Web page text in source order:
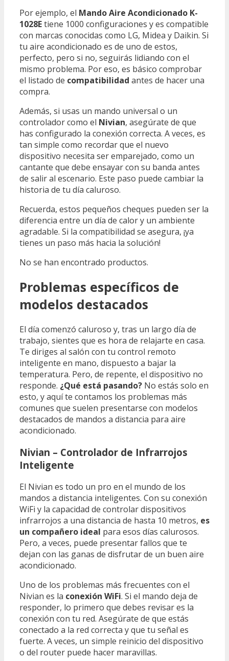
Por ejemplo, el Mando Aire Acondicionado K-
1028Etiene 1000 configuraciones y es compatible
con marcas conocidas como LG, Midea y Daikin. Si
tu aire acondicionado es de uno de estos,
perfecto, pero si no, seguirás lidiando con el
mismo problema. Por eso, es básico comprobar
el listado de compatibilidad antes de hacer una
compra.
Además, si usas un mando universal o un
controlador como el Nivian, asegúrate de que
has configurado la conexión correcta. A veces, es
tan simple como recordar que el nuevo
dispositivo necesita ser emparejado, como un
cantante que debe ensayar con su banda antes
de salir al escenario. Este paso puede cambiar la
historia de tu día caluroso.
Recuerda, estos pequeños cheques pueden ser la
diferencia entre un día de calor y un ambiente
agradable. Si la compatibilidad se asegura, ¡ya
tienes un paso más hacia la solución!
No se han encontrado productos.
Problemas específicos de
modelos destacados
El día comenzó caluroso y, tras un largo día de
trabajo, sientes que es hora de relajarte en casa.
Te diriges al salón con tu control remoto
inteligente en mano, dispuesto a bajar la
temperatura. Pero, de repente, el dispositivo no
responde. ¿Qué está pasando? No estás solo en
esto, y aquí te contamos los problemas más
comunes que suelen presentarse con modelos
destacados de mandos a distancia para aire
acondicionado.
Nivian – Controlador de Infrarrojos
Inteligente
El Nivian es todo un pro en el mundo de los
mandos a distancia inteligentes. Con su conexión
WiFi y la capacidad de controlar dispositivos
infrarrojos a una distancia de hasta 10 metros, es
un compañero ideal para esos días calurosos.
Pero, a veces, puede presentar fallos que te
dejan con las ganas de disfrutar de un buen aire
acondicionado.
Uno de los problemas más frecuentes con el
Nivian es la conexión WiFi. Si el mando deja de
responder, lo primero que debes revisar es la
conexión con tu red. Asegúrate de que estás
conectado a la red correcta y que tu señal es
fuerte. A veces, un simple reinicio del dispositivo
o del router puede hacer maravillas.